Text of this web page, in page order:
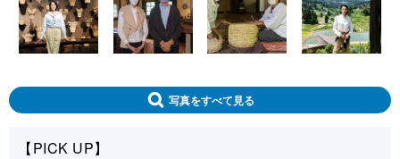
写真をすべて見る
【PICK UP】